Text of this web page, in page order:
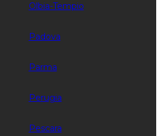
Olbia-Tempio
Padova
Parma
Perugia
Pescara